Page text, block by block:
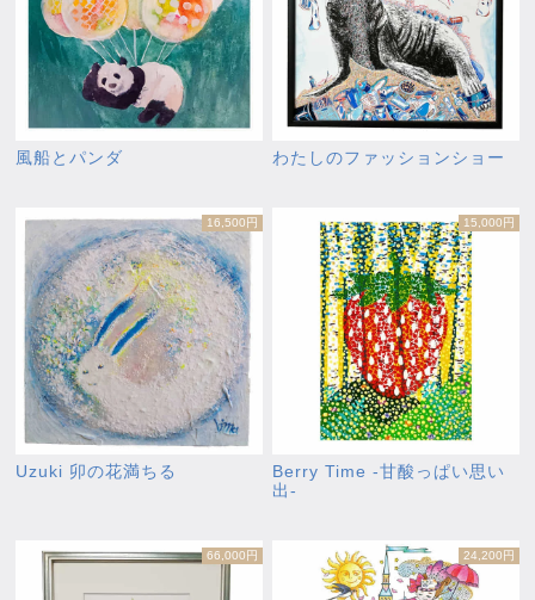
風船とパンダ わたしのファッションショー
16,500円
Uzuki 卯の花満ちる
15,000円
Berry Time -甘酸っぱい思い
出-
66,000円 24,200円